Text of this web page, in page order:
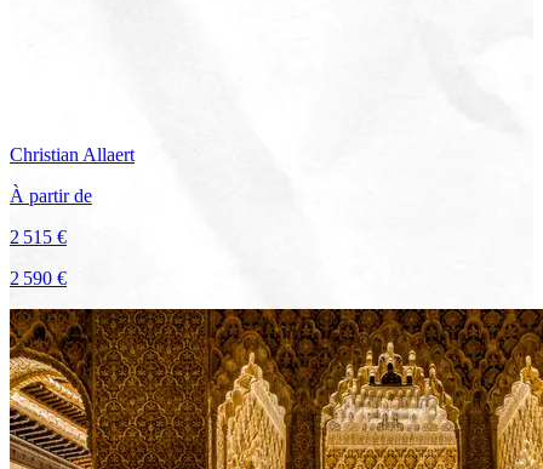
Christian Allaert
À partir de
2 515 €
2 590 €
Voir le voyage